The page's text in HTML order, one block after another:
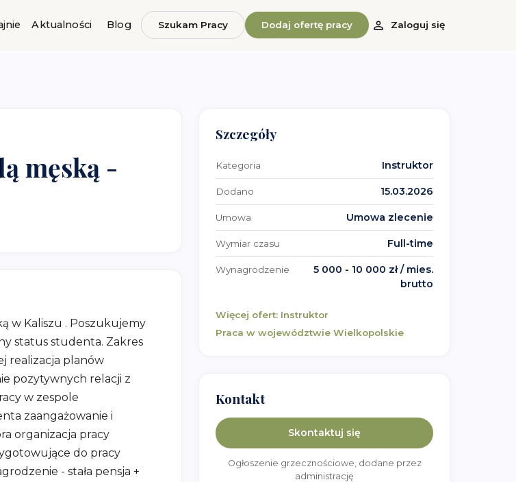
Aktualności Blog Szukam Pracy Dodaj ofertę pracy Zaloguj się
męską -
w Kaliszu . Poszukujemy
status studenta. Zakres
realizacja planów
pozytywnych relacji z
w zespole
zaangażowanie i
organizacja pracy
do pracy
- stała pensja +
Szczegóły
Kategoria Instruktor
Dodano 15.03.2026
Umowa Umowa zlecenie
Wymiar czasu Full-time
Wynagrodzenie
5 000 - 10 000 zł / mies.
brutto
Więcej ofert: Instruktor
Praca w województwie Wielkopolskie
Kontakt
Skontaktuj się
Ogłoszenie grzecznościowe, dodane przez
administrację